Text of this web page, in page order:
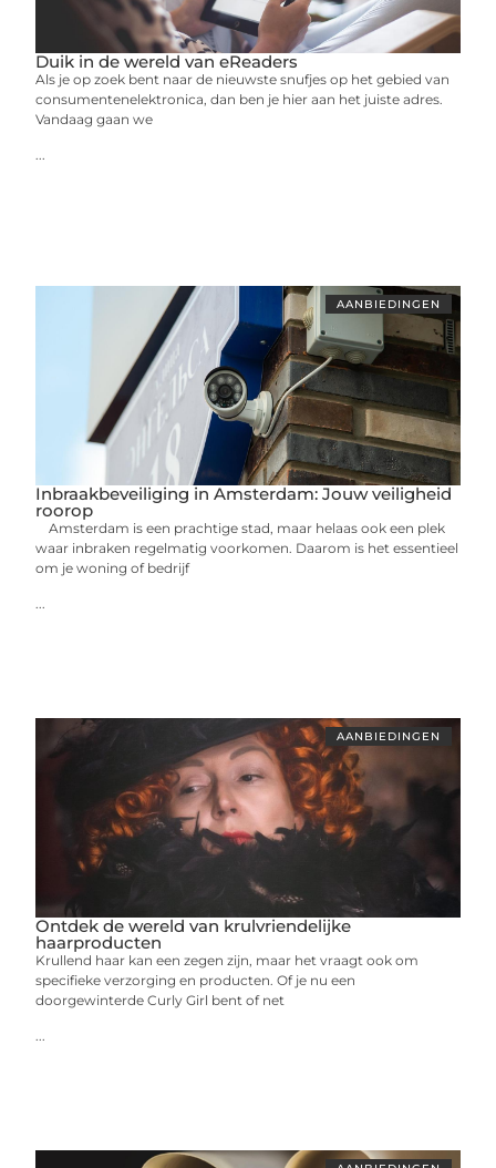
Duik in de wereld van eReaders
Als je op zoek bent naar de nieuwste snufjes op het gebied van
consumentenelektronica, dan ben je hier aan het juiste adres.
Vandaag gaan we
AANBIEDINGEN
Inbraakbeveiliging in Amsterdam: Jouw veiligheid
roorop
Amsterdam is een prachtige stad, maar helaas ook een plek
waar inbraken regelmatig voorkomen. Daarom is het essentieel
om je woning of bedrijf
AANBIEDINGEN
Ontdek de wereld van krulvriendelijke
haarproducten
Krullend haar kan een zegen zijn, maar het vraagt ook om
specifieke verzorging en producten. Of je nu een
doorgewinterde Curly Girl bent of net